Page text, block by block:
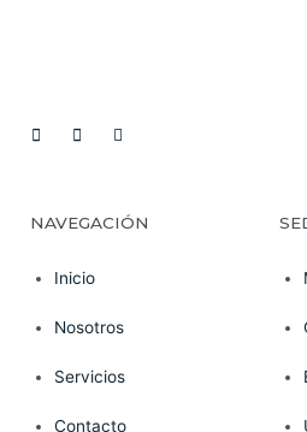
NAVEGACIÓN
Inicio
Nosotros
Servicios
Contacto